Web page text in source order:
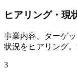
ヒアリング・現
事業内容、ターゲ
状況をヒアリング
3